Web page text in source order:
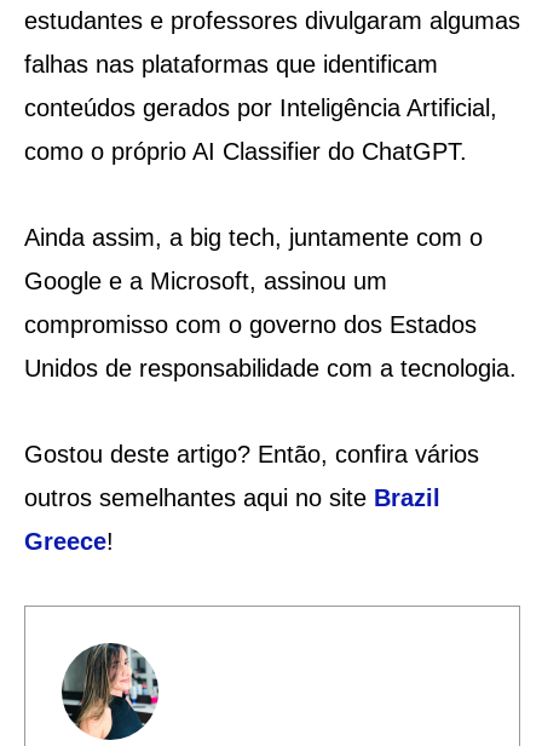
estudantes e professores divulgaram algumas
falhas nas plataformas que identificam
conteúdos gerados por Inteligência Artificial,
como o próprio AI Classifier do ChatGPT.
Ainda assim, a big tech, juntamente com o
Google e a Microsoft, assinou um
compromisso com o governo dos Estados
Unidos de responsabilidade com a tecnologia.
Gostou deste artigo? Então, confira vários
outros semelhantes aqui no site Brazil
Greece!